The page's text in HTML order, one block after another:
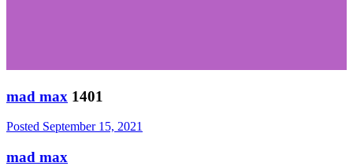
mad max 1401
Posted September 15, 2021
mad max